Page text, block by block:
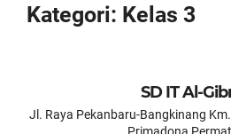
Kategori: Kelas 3
SD IT Al-
Jl. Raya Pekanbaru-Bangkinang